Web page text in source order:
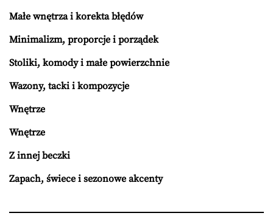
Małe wnętrza i korekta błędów
Minimalizm, proporcje i porządek
Stoliki, komody i małe powierzchnie
Wazony, tacki i kompozycje
Wnętrze
Wnętrze
Z innej beczki
Zapach, świece i sezonowe akcenty